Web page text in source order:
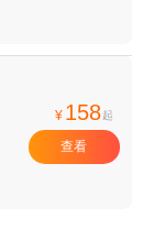
¥ 158起
查看